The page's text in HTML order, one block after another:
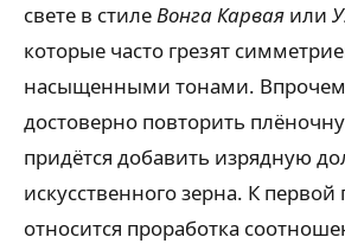
свете в стилеВонга Карвая или
которые часто грезят
насыщенными тонами.
достоверно повторить
придётся добавить изрядную
искусственного зерна. К первой
относится проработка